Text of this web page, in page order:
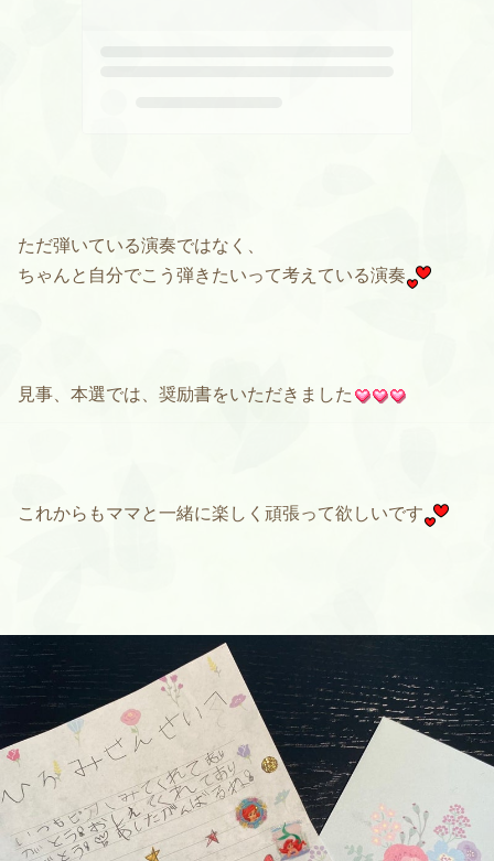
ただ弾いている演奏ではなく、
ちゃんと自分でこう弾きたいって考えている演奏
見事、本選では、奨励書をいただきました
これからもママと一緒に楽しく頑張って欲しいです